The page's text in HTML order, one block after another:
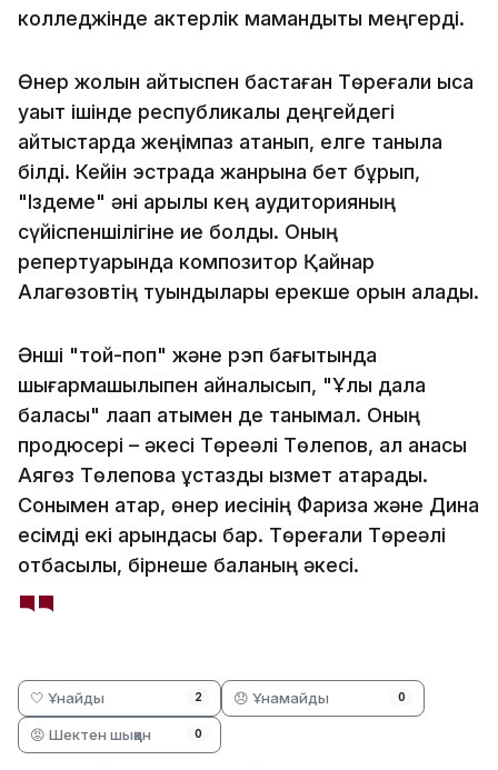
колледжінде актерлік мамандықты меңгерді.
Өнер жолын айтыспен бастаған Төреғали қысқа
уақыт ішінде республикалық деңгейдегі
айтыстарда жеңімпаз атанып, елге таныла
білді. Кейін эстрада жанрына бет бұрып,
"Іздеме" әні арқылы кең аудиторияның
сүйіспеншілігіне ие болды. Оның
репертуарында композитор Қайнар
Алагөзовтің туындылары ерекше орын алады.
Әнші "той-поп" және рэп бағытында
шығармашылықпен айналысып, "Ұлы дала
баласы" лақап атымен де танымал. Оның
продюсері – әкесі Төреәлі Төлепов, ал анасы
Аягөз Төлепова ұстаздық қызмет атқарады.
Сонымен қатар, өнер иесінің Фариза және Дина
есімді екі қарындасы бар. Төреғали Төреәлі
отбасылы, бірнеше баланың әкесі.
🤍 Ұнайды 2 😞 Ұнамайды 0
😡 Шектен шыққан 0